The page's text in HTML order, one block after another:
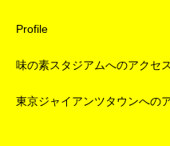
Profile
味の素スタジアムへのアクセ
東京ジャイアンツタウンへの